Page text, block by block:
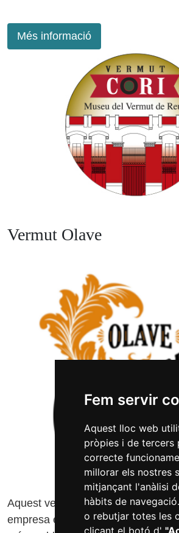
Fem servir
Aquest lloc web
pròpies i de tercers
correcte
millorar els nostres
mitjançant l'anàlisi
hàbits de
o rebutjar totes les
clicant el botó d'
Més informació
Vermut Olave
Aquest vermut s'elabora al Celler
empresa elaboradora d'un dels